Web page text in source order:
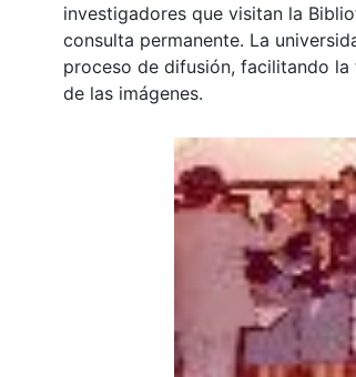
investigadores que visitan la
consulta permanente. La
proceso de difusión, facilitando
de las imágenes.